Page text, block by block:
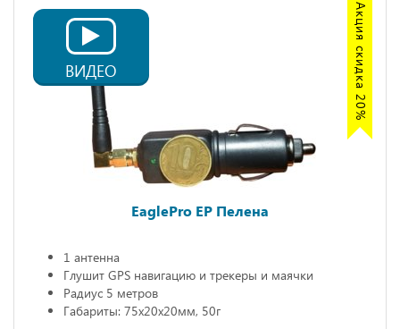
Акция скидка 20%
ВИДЕО
EaglePro EP Пелена
1 антенна
Глушит GPS навигацию и трекеры и маячки
Радиус 5 метров
Габариты: 75х20х20мм, 50г